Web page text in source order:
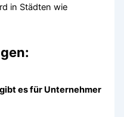
in Städten wie
es für Unternehmer